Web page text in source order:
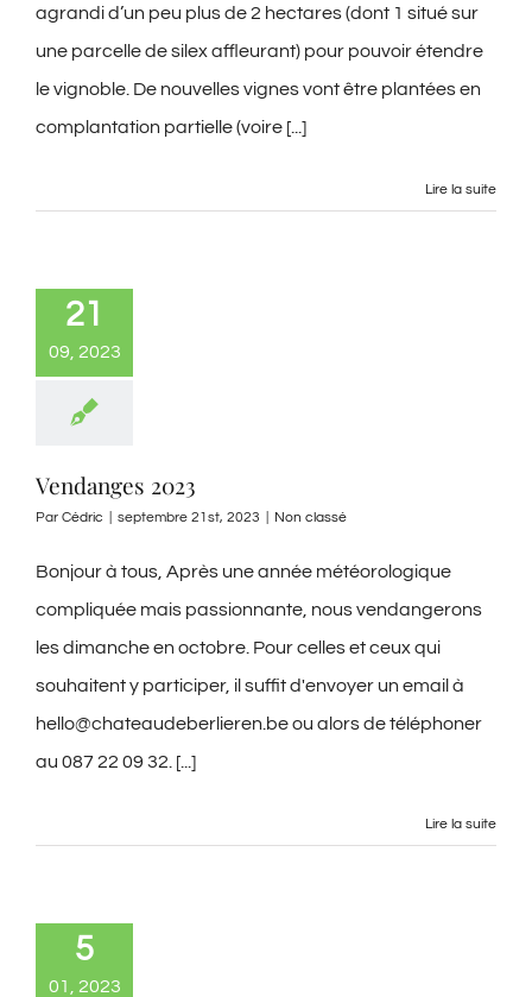
agrandi d’un peu plus de 2 hectares (dont 1 situé sur
une parcelle de silex affleurant) pour pouvoir étendre
le vignoble. De nouvelles vignes vont être plantées en
complantation partielle (voire [...]
Lire la suite
21
09, 2023
Vendanges 2023
Par Cédric septembre 21st, 2023 Non classé
Bonjour à tous, Après une année météorologique
compliquée mais passionnante, nous vendangerons
les dimanche en octobre. Pour celles et ceux qui
souhaitent y participer, il suffit d'envoyer un email à
hello@chateaudeberlieren.be ou alors de téléphoner
au 087 22 09 32. [...]
Lire la suite
5
01, 2023